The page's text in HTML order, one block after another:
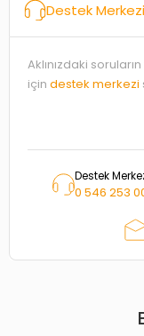
Destek Merkezi
Aklınızdaki
için destek merkezi
Destek
0 546 253